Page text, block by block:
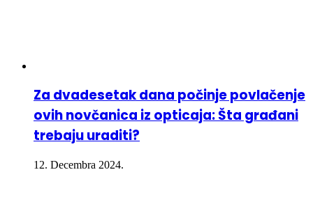
Za dvadesetak dana počinje povlačenje
ovih novčanica iz opticaja: Šta građani
trebaju uraditi?
12. Decembra 2024.